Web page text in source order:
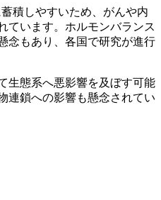
積しやすいため、がんや内
ています。ホルモンバランス
念もあり、各国で研究が進行
生態系へ悪影響を及ぼす可能
連鎖への影響も懸念されてい